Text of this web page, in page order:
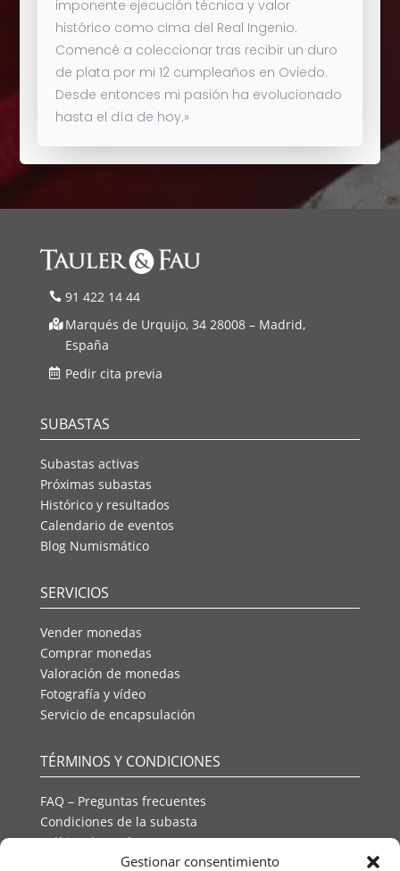
Gestionar consentimiento
imponente ejecución técnica y valor
histórico como cima del Real Ingenio.
Comencé a coleccionar tras recibir un duro
de plata por mi 12 cumpleaños en Oviedo.
Desde entonces mi pasión ha evolucionado
hasta el día de hoy.»
91 422 14 44
Marqués de Urquijo, 34 28008 – Madrid,
España
Pedir cita previa
SUBASTAS
Subastas activas
Próximas subastas
Histórico y resultados
Calendario de eventos
Blog Numismático
SERVICIOS
Vender monedas
Comprar monedas
Valoración de monedas
Fotografía y vídeo
Servicio de encapsulación
TÉRMINOS Y CONDICIONES
FAQ – Preguntas frecuentes
Condiciones de la subasta
Política de envío
Política de privacidad